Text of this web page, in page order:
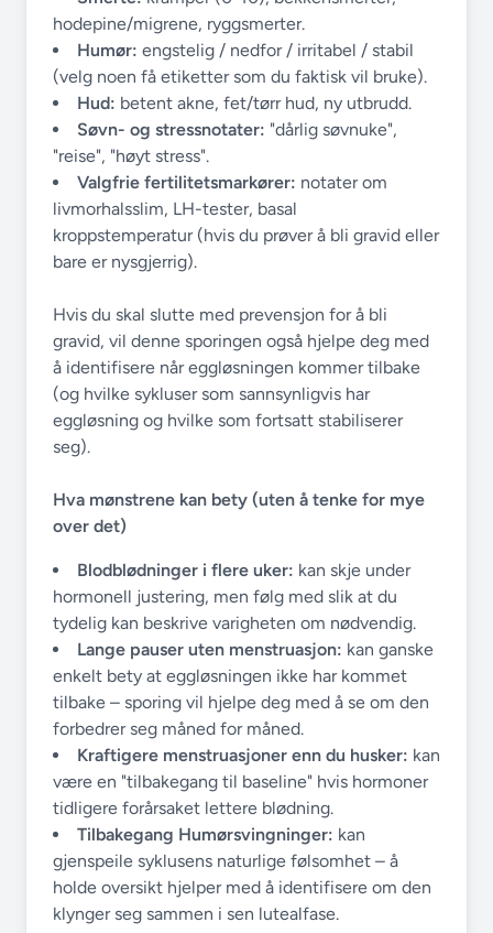
hodepine/migrene, ryggsmerter.
Humør: engstelig / nedfor / irritabel / stabil
(velg noen få etiketter som du faktisk vil bruke).
Hud: betent akne, fet/tørr hud, ny utbrudd.
Søvn- og stressnotater: "dårlig søvnuke",
"reise", "høyt stress".
Valgfrie fertilitetsmarkører: notater om
livmorhalsslim, LH-tester, basal
kroppstemperatur (hvis du prøver å bli gravid eller
bare er nysgjerrig).
Hvis du skal slutte med prevensjon for å bli
gravid, vil denne sporingen også hjelpe deg med
å identifisere når eggløsningen kommer tilbake
(og hvilke sykluser som sannsynligvis har
eggløsning og hvilke som fortsatt stabiliserer
seg).
Hva mønstrene kan bety (uten å tenke for mye
over det)
Blodblødninger i flere uker: kan skje under
hormonell justering, men følg med slik at du
tydelig kan beskrive varigheten om nødvendig.
Lange pauser uten menstruasjon: kan ganske
enkelt bety at eggløsningen ikke har kommet
tilbake – sporing vil hjelpe deg med å se om den
forbedrer seg måned for måned.
Kraftigere menstruasjoner enn du husker: kan
være en "tilbakegang til baseline" hvis hormoner
tidligere forårsaket lettere blødning.
Tilbakegang Humørsvingninger: kan
gjenspeile syklusens naturlige følsomhet – å
holde oversikt hjelper med å identifisere om den
klynger seg sammen i sen lutealfase.